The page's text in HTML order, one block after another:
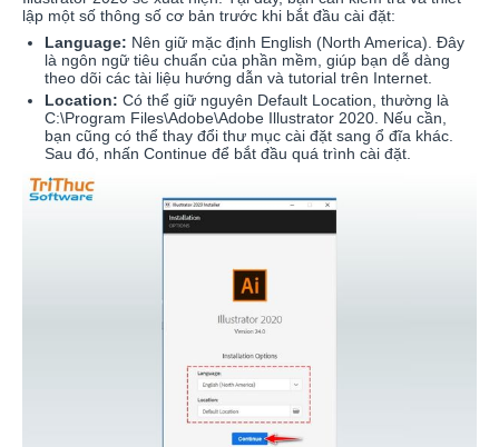
lập một số thông số cơ bản trước khi bắt đầu cài đặt:
Language: Nên giữ mặc định English (North America). Đây
là ngôn ngữ tiêu chuẩn của phần mềm, giúp bạn dễ dàng
theo dõi các tài liệu hướng dẫn và tutorial trên Internet.
Location: Có thể giữ nguyên Default Location, thường là
C:\Program Files\Adobe\Adobe Illustrator 2020. Nếu cần,
bạn cũng có thể thay đổi thư mục cài đặt sang ổ đĩa khác.
Sau đó, nhấn Continue để bắt đầu quá trình cài đặt.